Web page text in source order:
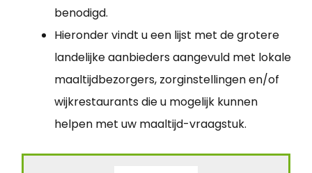
benodigd.
Hieronder vindt u een lijst met de grotere
landelijke aanbieders aangevuld met lokale
maaltijdbezorgers, zorginstellingen en/of
wijkrestaurants die u mogelijk kunnen
helpen met uw maaltijd-vraagstuk.